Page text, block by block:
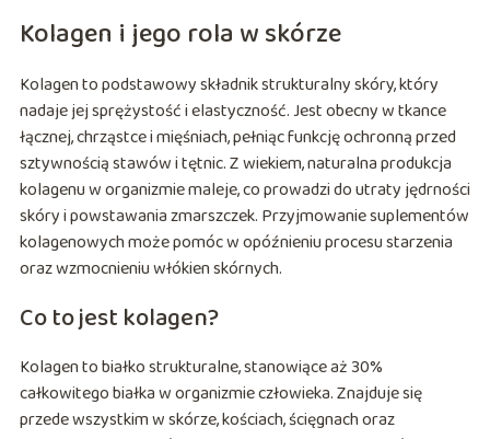
Kolagen i jego rola w skórze
Kolagen to podstawowy składnik strukturalny skóry, który
nadaje jej sprężystość i elastyczność. Jest obecny w tkance
łącznej, chrząstce i mięśniach, pełniąc funkcję ochronną przed
sztywnością stawów i tętnic. Z wiekiem, naturalna produkcja
kolagenu w organizmie maleje, co prowadzi do utraty jędrności
skóry i powstawania zmarszczek. Przyjmowanie suplementów
kolagenowych może pomóc w opóźnieniu procesu starzenia
oraz wzmocnieniu włókien skórnych.
Co to jest kolagen?
Kolagen to białko strukturalne, stanowiące aż 30%
całkowitego białka w organizmie człowieka. Znajduje się
przede wszystkim w skórze, kościach, ścięgnach oraz